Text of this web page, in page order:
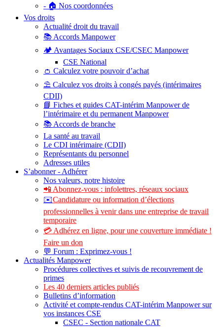
- 🏠 Nos coordonnées
Vos droits
Actualité droit du travail
📚 Accords Manpower
🏕️ Avantages Sociaux CSE/CSEC Manpower
CSE National
👛 Calculez votre pouvoir d’achat
⛱️ Calculez vos droits à congés payés (intérimaires
CDII)
📘 Fiches et guides CAT-intérim Manpower de
l’intérimaire et du permanent Manpower
📚 Accords de branche
La santé au travail
Le CDI intérimaire (CDII)
Représentants du personnel
Adresses utiles
S’abonner - Adhérer
Nos valeurs, notre histoire
📲 Abonnez-vous : infolettres, réseaux sociaux
✉️Candidature ou information d’élections
professionnelles à venir dans une entreprise de travail
temporaire
💳 Adhérez en ligne, pour une couverture immédiate !
Faire un don
💬 Forum : Exprimez-vous !
Actualités Manpower
Procédures collectives et suivis de recouvrement de
primes
Les 40 derniers articles publiés
Bulletins d’information
Activité et compte-rendus CAT-intérim Manpower sur
vos instances CSE
CSEC - Section nationale CAT